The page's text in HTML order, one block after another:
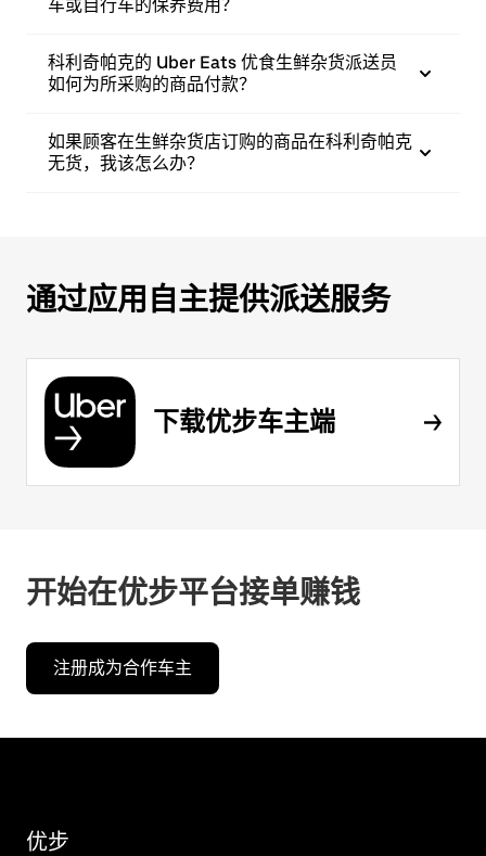
车或自行车的保养费用？
科利奇帕克的 Uber Eats 优食生鲜杂货派送员
如何为所采购的商品付款？
如果顾客在生鲜杂货店订购的商品在科利奇帕克
无货，我该怎么办？
通过应用自主提供派送服务
下载优步车主端
开始在优步平台接单赚钱
注册成为合作车主
优步